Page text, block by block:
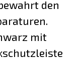
den
mit